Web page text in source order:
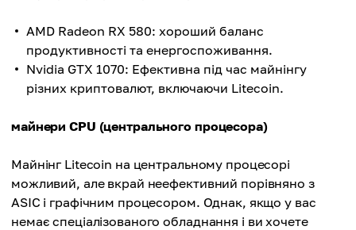
AMD Radeon RX 580: хороший баланс
продуктивності та енергоспоживання.
Nvidia GTX 1070: Ефективна під час майнінгу
різних криптовалют, включаючи Litecoin.
майнери CPU (центрального процесора)
Майнінг Litecoin на центральному процесорі
можливий, але вкрай неефективний порівняно з
ASIC і графічним процесором. Однак, якщо у вас
немає спеціалізованого обладнання і ви хочете